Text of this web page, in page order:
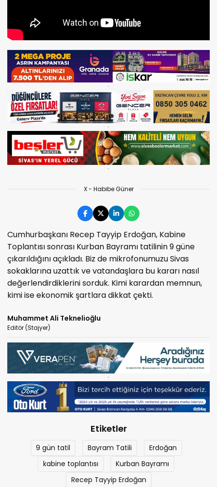
CumhurbaşkanıRecep Tayyip Erdoğan, Kabine
Toplantısı sonrası Kurban Bayramı tatilinin 9 güne
çıkarıldığını açıkladı. Biz de mikrofonumuzu Sivas
sokaklarına uzattık ve vatandaşlara bu kararı nasıl
değerlendirdiklerini sorduk. Kimi karardan memnun,
kimi ise ekonomik şartlara dikkat çekti.
X - Habibe Güner
Cumhurbaşkanı Recep Tayyip Erdoğan, Kabine
Toplantısı sonrası Kurban Bayramı tatilinin 9 güne
çıkarıldığını açıkladı. Biz de mikrofonumuzu Sivas
sokaklarına uzattık ve vatandaşlara bu kararı nasıl
değerlendirdiklerini sorduk. Kimi karardan memnun,
kimi ise ekonomik şartlara dikkat çekti.
Muhammet Ali Teknelioğlu
Editör (Stajyer)
Etiketler
9 gün tatil Bayram Tatili
Erdoğan
kabine toplantısı
Kurban Bayramı
Recep Tayyip Erdoğan